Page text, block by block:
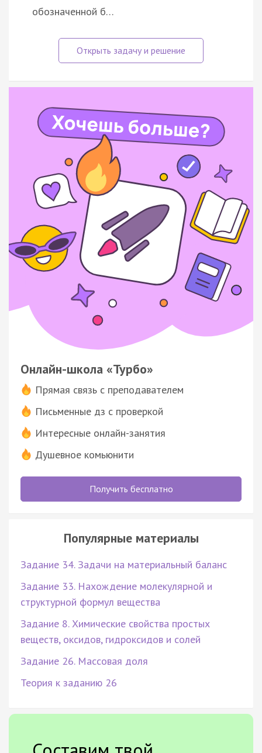
обозначенной б…
Онлайн-школа «Турбо»
Прямая связь с преподавателем
Письменные дз с проверкой
Интересные онлайн-занятия
Душевное комьюнити
Получить бесплатно
Популярные материалы
Задание 34. Задачи на материальный баланс
Задание 33. Нахождение молекулярной и
структурной формул вещества
Задание 8. Химические свойства простых
веществ, оксидов, гидроксидов и солей
Задание 26. Массовая доля
Теория к заданию 26